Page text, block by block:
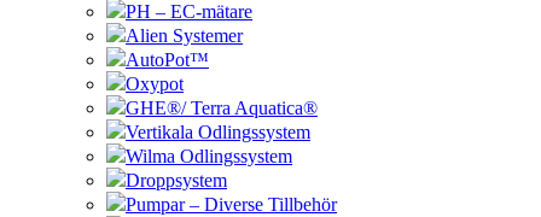
PH – EC-mätare
Alien Systemer
AutoPot™
Oxypot
GHE®/ Terra Aquatica®
Vertikala Odlingssystem
Wilma Odlingssystem
Droppsystem
Pumpar – Diverse Tillbehör